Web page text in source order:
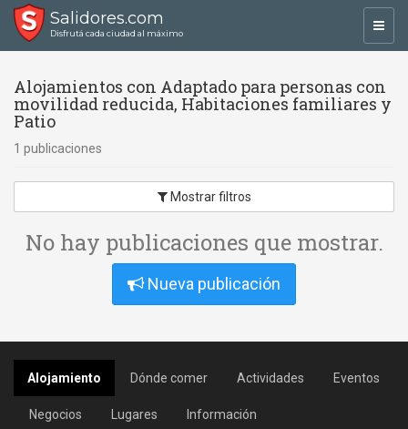
Salidores.com
Disfrutá cada ciudad al máximo
Alojamientos con Adaptado para personas con
movilidad reducida, Habitaciones familiares y
Patio
1 publicaciones
Mostrar filtros
No hay publicaciones que mostrar.
Nueva publicación
Alojamiento Dónde comer Actividades Eventos
Negocios Lugares Información